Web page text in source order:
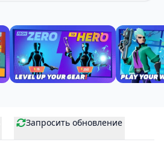
Запросить обновление